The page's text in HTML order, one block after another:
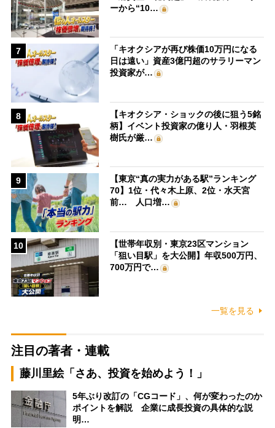
ーから“10…
7
「キオクシアが再び株価10万円になる
日は遠い」資産3億円超のサラリーマン
投資家が…
8
【キオクシア・ショックの後に狙う5銘
柄】イベント投資家の億り人・羽根英
樹氏が厳…
9
【東京“真の実力がある駅”ランキング
70】1位・代々木上原、2位・水天宮
前… 人口増…
10
【世帯年収別・東京23区マンション
「狙い目駅」を大公開】年収500万円、
700万円で…
一覧を見る
注目の著者・連載
藤川里絵「さあ、投資を始めよう！」
5年ぶり改訂の「CGコード」、何が変わったのか
ポイントを解説 企業に成長投資の具体的な説
明…